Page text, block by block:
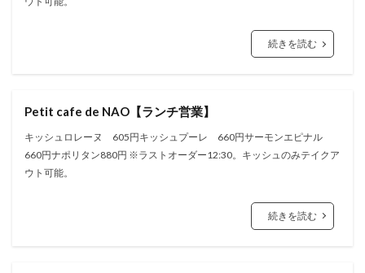
続きを読む
Petit cafe de NAO【ランチ営業】
キッシュロレーヌ 605円キッシュプーレ 660円サーモンエピナル
660円ナポリタン880円 ※ラストオーダー12:30。キッシュのみテイクア
ウト可能。
続きを読む